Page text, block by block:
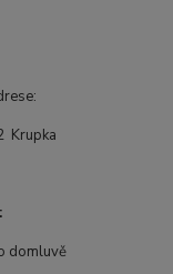
Krupka
domluvě